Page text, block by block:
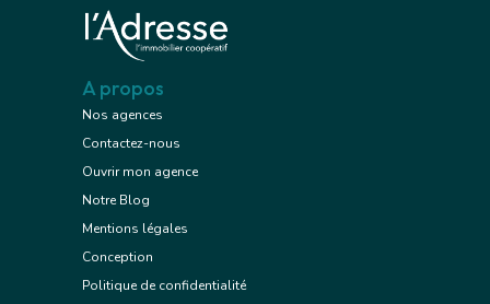
A propos
Nos agences
Contactez-nous
Ouvrir mon agence
Notre Blog
Mentions légales
Conception
Politique de confidentialité